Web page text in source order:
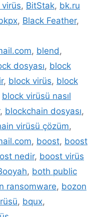
, BitStak, bk.ru
, Black Feather,
, blend,
dosyası, block
, block virüs, block
block virüsü nasıl
, blockchain dosyası,
virüsü çözüm,
, boost, boost
nedir, boost virüs
, both public
ransomware, bozon
, bqux,